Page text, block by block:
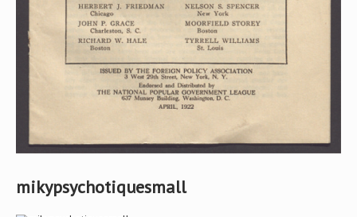
mikypsychotiquesmall